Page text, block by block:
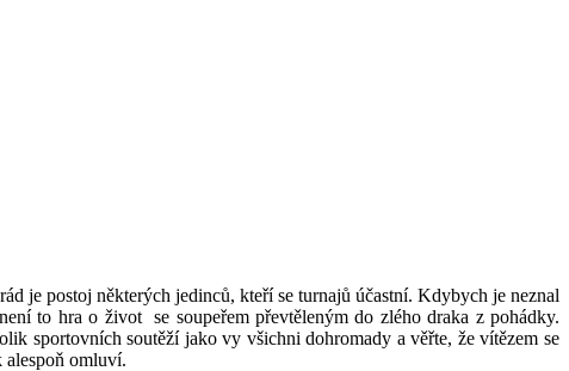
je postoj některých jedinců, kteří se turnajů účastní. Kdybych je neznal
to hra o život se soupeřem převtěleným do zlého draka z pohádky.
sportovních soutěží jako vy všichni dohromady a věřte, že vítězem se
alespoň omluví.